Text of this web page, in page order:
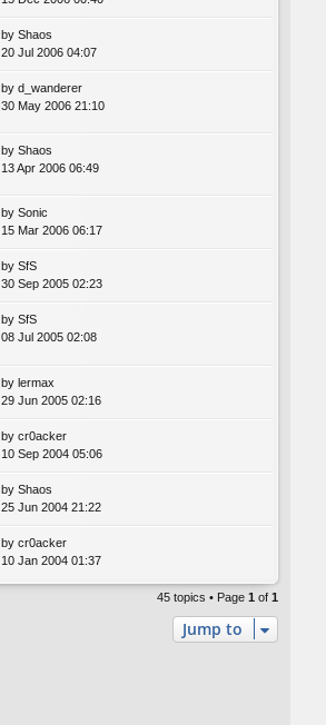
by Shaos
20 Jul 2006 04:07
by d_wanderer
30 May 2006 21:10
by Shaos
13 Apr 2006 06:49
by Sonic
15 Mar 2006 06:17
by SfS
30 Sep 2005 02:23
by SfS
08 Jul 2005 02:08
by lermax
29 Jun 2005 02:16
by cr0acker
10 Sep 2004 05:06
by Shaos
25 Jun 2004 21:22
by cr0acker
10 Jan 2004 01:37
45 topics • Page 1 of 1
Jump to